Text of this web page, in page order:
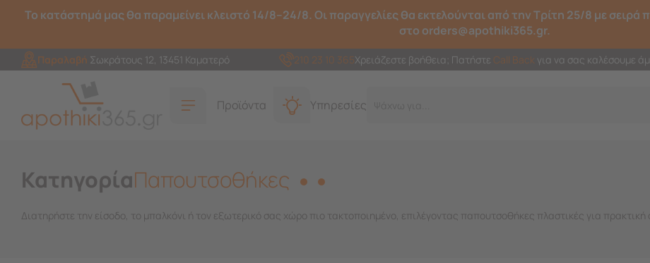
Το κατάστημά μας θα παραμείνει κλειστό 14/8–24/8. Οι παραγγελίες θα εκτελούνται από την Τρίτη 25/8 με σειρά
στο orders@apothiki365.gr.
Παραλαβή Σωκράτους 12, 13451 Καματερό 210 23 10 365Χρειάζεστε βοήθεια; Πατήστε Call Back για να σας καλέσουμε
Προϊόντα Υπηρεσίες
ΚατηγορίαΠαπουτσοθήκες
Διατηρήστε την είσοδο, το μπαλκόνι ή τον εξωτερικό σας χώρο πιο τακτοποιημένο, επιλέγοντας παπουτσοθήκες πλαστικές για